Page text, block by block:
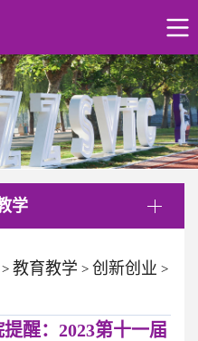
学
> 教育教学 > 创新创业 >
醒：2023第十一届